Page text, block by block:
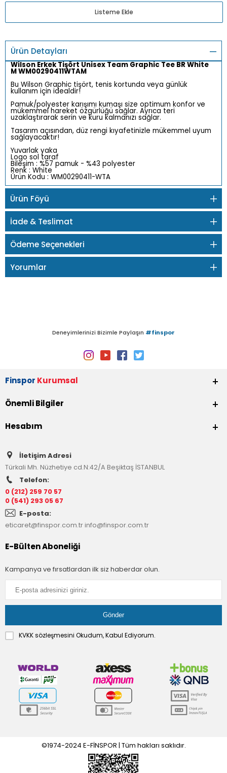
Listeme Ekle
Ürün Detayları
Wilson Erkek Tişört Unisex Team Graphic Tee BR White
M WM00290411WTAM
Bu Wilson Graphic tişört, tenis kortunda veya günlük
kullanım için idealdir!
Pamuk/polyester karışımı kumaşı size optimum konfor ve
mükemmel hareket özgürlüğü sağlar. Ayrıca teri
uzaklaştırarak serin ve kuru kalmanızı sağlar.
Tasarım açısından, düz rengi kıyafetinizle mükemmel uyum
sağlayacaktır!
Yuvarlak yaka
Logo sol taraf
Bileşim : %57 pamuk - %43 polyester
Renk : White
Ürün Kodu : WM00290411-WTA
Ürün Föyü
İade & Teslimat
Ödeme Seçenekleri
Yorumlar
Deneyimlerinizi Bizimle Paylaşın #finspor
Finspor Kurumsal
Önemli Bilgiler
Hesabım
İletişim Adresi
Türkali Mh. Nüzhetiye cd.N:42/A Beşiktaş İSTANBUL
Telefon:
0 (212) 259 70 57
0 (541) 293 05 67
E-posta:
eticaret@finspor.com.trinfo@finspor.com.tr
E-Bülten Aboneliği
Kampanya ve fırsatlardan ilk siz haberdar olun.
KVKK sözleşmesini Okudum, Kabul Ediyorum.
©1974-2024 E-FİNSPOR | Tüm hakları saklıdır.